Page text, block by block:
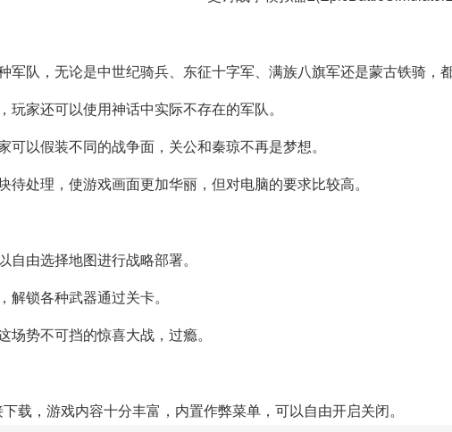
军队，无论是中世纪骑兵、东征十字军、满族八旗军还是蒙古铁骑，
家还可以使用神话中实际不存在的军队。
以假装不同的战争面，关公和秦琼不再是梦想。
待处理，使游戏画面更加华丽，但对电脑的要求比较高。
由选择地图进行战略部署。
锁各种武器通过关卡。
势不可挡的惊喜大战，过瘾。
载，游戏内容十分丰富，内置作弊菜单，可以自由开启关闭。